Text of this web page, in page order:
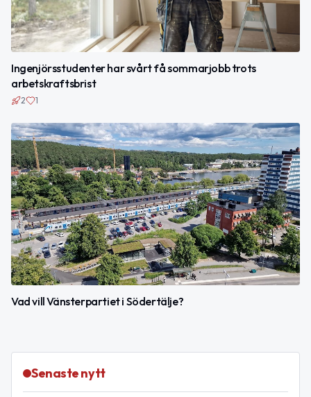
Ingenjörsstudenter har svårt få sommarjobb trots
arbetskraftsbrist
2 1
Vad vill Vänsterpartiet i Södertälje?
Senaste nytt